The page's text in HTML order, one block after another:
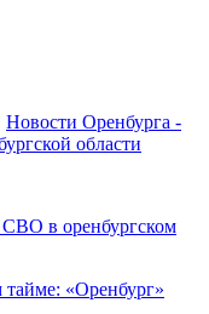
Новости Оренбурга -
области
в оренбургском
«Оренбург»